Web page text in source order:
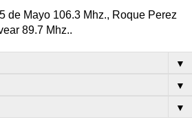
de Mayo 106.3 Mhz., Roque Perez
89.7 Mhz..
▼
▼
▼